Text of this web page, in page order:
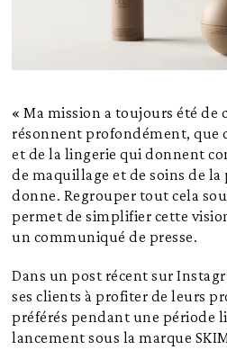
« Ma mission a toujours été de
résonnent profondément, que
et de la lingerie qui donnent
de maquillage et de soins de
donne. Regrouper tout cela
permet de simplifier cette
un communiqué de presse.
Dans un post récent sur
ses clients à profiter de leurs
préférés pendant une période
lancement sous la marque